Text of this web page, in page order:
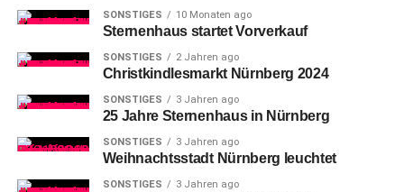
SONSTIGES 10 Monaten ago
Sternenhaus startet Vorverkauf
SONSTIGES 2 Jahren ago
Christkindlesmarkt Nürnberg 2024
SONSTIGES 3 Jahren ago
25 Jahre Sternenhaus in Nürnberg
SONSTIGES 3 Jahren ago
Weihnachtsstadt Nürnberg leuchtet
SONSTIGES 3 Jahren ago